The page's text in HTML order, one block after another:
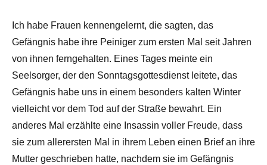
Ich habe Frauen kennengelernt, die sagten, das
Gefängnis habe ihre Peiniger zum ersten Mal seit Jahren
von ihnen ferngehalten. Eines Tages meinte ein
Seelsorger, der den Sonntagsgottesdienst leitete, das
Gefängnis habe uns in einem besonders kalten Winter
vielleicht vor dem Tod auf der Straße bewahrt. Ein
anderes Mal erzählte eine Insassin voller Freude, dass
sie zum allerersten Mal in ihrem Leben einen Brief an ihre
Mutter geschrieben hatte, nachdem sie im Gefängnis